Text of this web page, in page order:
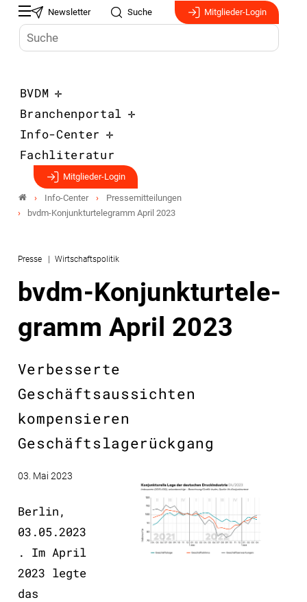
Newsletter Suche Mitglieder-Login
BVDM
Branchenportal
Info-Center
Fachliteratur
Mitglieder-Login
Info-Center
Pressemitteilungen
bvdm-Konjunkturtele­gramm April 2023
Presse Wirtschaftspolitik
bvdm-Konjunkturtele­
gramm April 2023
Verbesserte
Geschäftsaussichten
kompensieren
Geschäftslagerückgang
03. Mai 2023
Berlin,
03.05.2023
. Im April
2023 legte
das